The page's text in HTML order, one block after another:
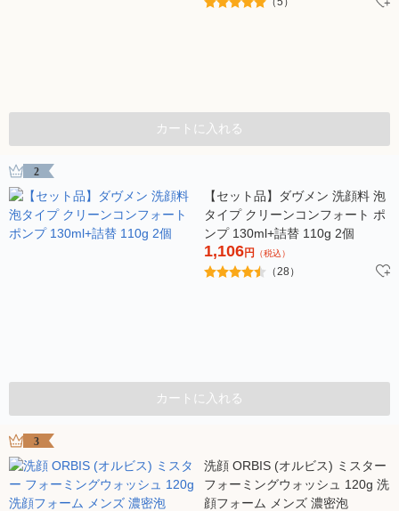
カートに入れる
2
【セット品】ダヴメン 洗顔料 泡
タイプ クリーンコンフォート ポ
ンプ 130ml+詰替 110g 2個
1,106円 （税込）
（28）
カートに入れる
3
洗顔 ORBIS (オルビス) ミスター
フォーミングウォッシュ 120g 洗
顔フォーム メンズ 濃密泡